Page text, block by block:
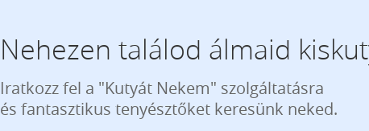
Nehezen találod álmaid
Iratkozz fel a "Kutyát Nekem" szolgáltatásra
és fantasztikus tenyésztőket keresünk neked.